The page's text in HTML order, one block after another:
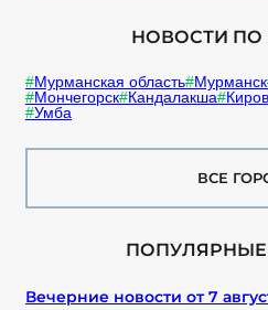
НОВОСТИ ПО
Мурманская область Мурманск
Мончегорск Кандалакша
Умба
ВСЕ
Вечерние новости от 7